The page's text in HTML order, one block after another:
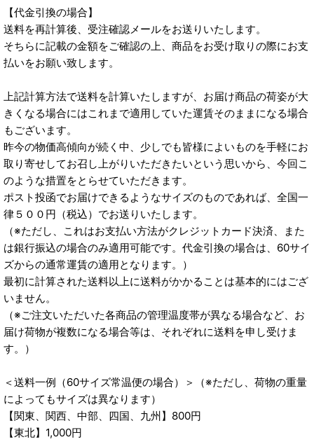
【代金引換の場合】
送料を再計算後、受注確認メールをお送りいたします。
そちらに記載の金額をご確認の上、商品をお受け取りの際にお支
払いをお願い致します。
上記計算方法で送料を計算いたしますが、お届け商品の荷姿が大
きくなる場合にはこれまで適用していた運賃そのままになる場合
もございます。
昨今の物価高傾向が続く中、少しでも皆様によいものを手軽にお
取り寄せしてお召し上がりいただきたいという思いから、今回こ
のような措置をとらせていただきます。
ポスト投函でお届けできるようなサイズのものであれば、全国一
律５００円（税込）でお送りいたします。
（※ただし、これはお支払い方法がクレジットカード決済、また
は銀行振込の場合のみ適用可能です。代金引換の場合は、60サイ
ズからの通常運賃の適用となります。）
最初に計算された送料以上に送料がかかることは基本的にはござ
いません。
（※ご注文いただいた各商品の管理温度帯が異なる場合など、お
届け荷物が複数になる場合等は、それぞれに送料を申し受けま
す。）
＜送料一例（60サイズ常温便の場合）＞（※ただし、荷物の重量
によってもサイズは異なります）
【関東、関西、中部、四国、九州】800円
【東北】1,000円